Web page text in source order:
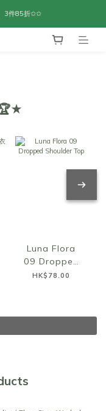
3件85折✩✩
Luna Flora
09 Dropped
Shoulder Top
HK$78.00